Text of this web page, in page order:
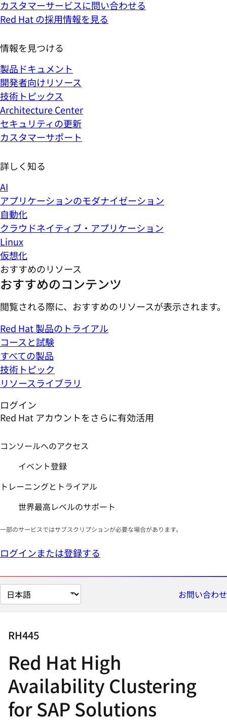
カスタマーサービスに問い合わせる
Red Hat の採用情報を見る
情報を見つける
製品ドキュメント
開発者向けリソース
技術トピックス
Architecture Center
セキュリティの更新
カスタマーサポート
詳しく知る
AI
アプリケーションのモダナイゼーション
自動化
クラウドネイティブ・アプリケーション
Linux
仮想化
おすすめのリソース
おすすめのコンテンツ
閲覧される際に、おすすめのリソースが表示されます。
Red Hat 製品のトライアル
コースと試験
すべての製品
技術トピック
リソースライブラリ
ログイン
Red Hat アカウントをさらに有効活用
コンソールへのアクセス
イベント登録
トレーニングとトライアル
世界最高レベルのサポート
一部のサービスではサブスクリプションが必要な場合があります。
ログインまたは登録する
ペ
ー
お問い合わせ
RH445
Red Hat High
Availability Clustering
for SAP Solutions